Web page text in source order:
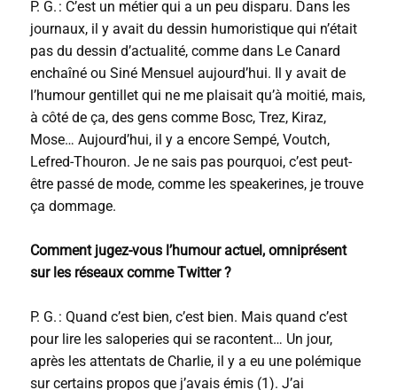
P. G. : C’est un métier qui a un peu disparu. Dans les
journaux, il y avait du dessin humoristique qui n’était
pas du dessin d’actualité, comme dans Le Canard
enchaîné ou Siné Mensuel aujourd’hui. Il y avait de
l’humour gentillet qui ne me plaisait qu’à moitié, mais,
à côté de ça, des gens comme Bosc, Trez, Kiraz,
Mose… Aujourd’hui, il y a encore Sempé, Voutch,
Lefred-Thouron. Je ne sais pas pourquoi, c’est peut-
être passé de mode, comme les speakerines, je trouve
ça dommage.
Comment jugez-vous l’humour actuel, omniprésent
sur les réseaux comme Twitter ?
P. G. : Quand c’est bien, c’est bien. Mais quand c’est
pour lire les saloperies qui se racontent… Un jour,
après les attentats de Charlie, il y a eu une polémique
sur certains propos que j’avais émis (1). J’ai